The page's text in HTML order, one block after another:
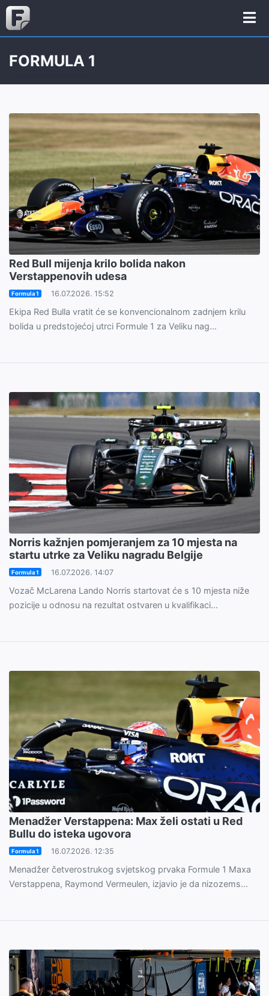
FORMULA 1
Red Bull mijenja krilo bolida nakon
Verstappenovih udesa
Formula 1 16.07.2026. 15:52
Ekipa Red Bulla vratit će se konvencionalnom zadnjem krilu
bolida u predstojećoj utrci Formule 1 za Veliku nag...
Norris kažnjen pomjeranjem za 10 mjesta na
startu utrke za Veliku nagradu Belgije
Formula 1 16.07.2026. 14:07
Vozač McLarena Lando Norris startovat će s 10 mjesta niže
pozicije u odnosu na rezultat ostvaren u kvalifikaci...
Menadžer Verstappena: Max želi ostati u Red
Bullu do isteka ugovora
Formula 1 16.07.2026. 12:35
Menadžer četverostrukog svjetskog prvaka Formule 1 Maxa
Verstappena, Raymond Vermeulen, izjavio je da nizozems...